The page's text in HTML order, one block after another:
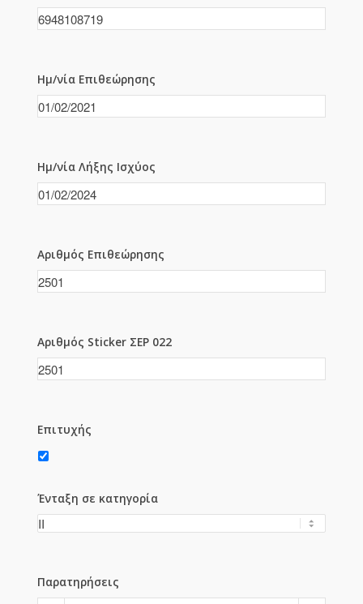
Ημ/νία Επιθεώρησης
Ημ/νία Λήξης Ισχύος
Αριθμός Επιθεώρησης
Αριθμός Sticker ΣΕΡ 022
Επιτυχής
Ένταξη σε κατηγορία
Παρατηρήσεις